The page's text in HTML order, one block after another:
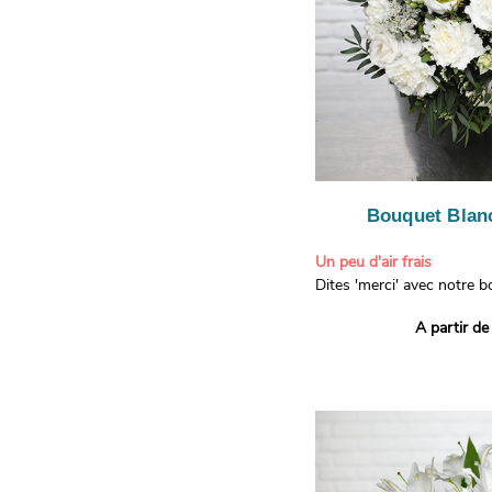
Bouquet
Un peu d'air frais
Dites 'merci' avec notre
de limonium blanc, ce
symbolisent l'amour et
le limonium blanc ajoute
A partir